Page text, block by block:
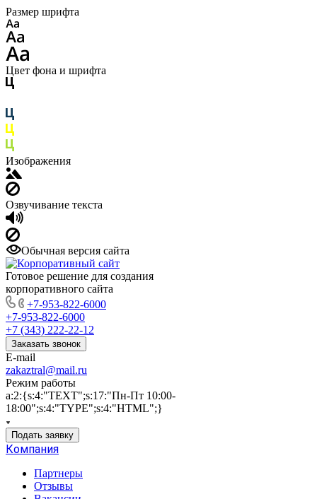
Размер шрифта
Цвет фона и шрифта
Изображения
Озвучивание текста
Обычная версия сайта
Готовое решение для создания
корпоративного сайта
+7-953-822-6000
+7-953-822-6000
+7 (343) 222-22-12
Заказать звонок
E-mail
zakaztral@mail.ru
Режим работы
a:2:{s:4:"TEXT";s:17:"Пн-Пт 10:00-
18:00";s:4:"TYPE";s:4:"HTML";}
Подать заявку
Компания
Партнеры
Отзывы